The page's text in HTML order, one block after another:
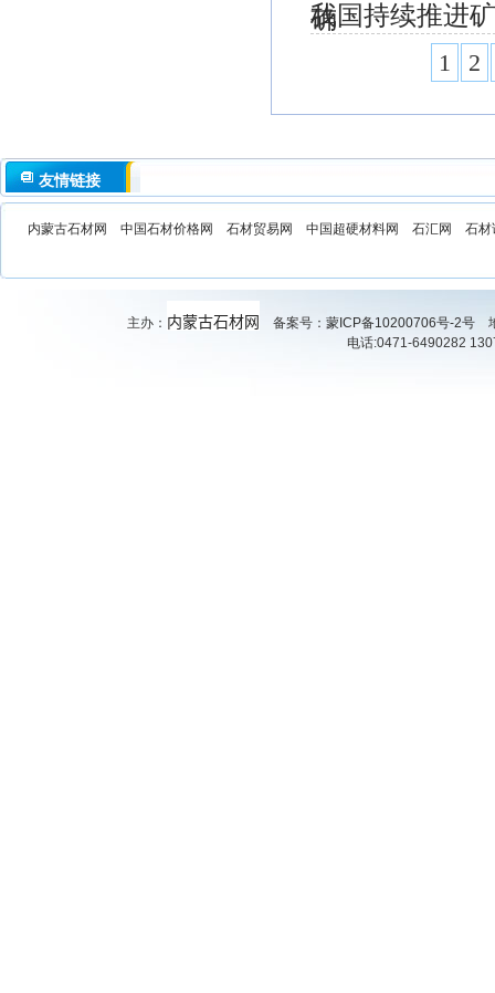
确
我国持续推进
建设取得新进展
1 2
友情链接
内蒙古石材网 中国石材价格网 石材贸易网 中国超硬材料网 石汇网 石材
主办： 内蒙古石材网 备案号： 蒙ICP备10200706号-2号
电话:0471-6490282